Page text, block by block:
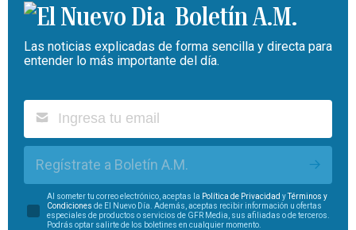
Boletín A.M.
Las noticias explicadas de forma sencilla y directa para
entender lo más importante del día.
Regístrate a Boletín A.M.
Al someter tu correo electrónico, aceptas la Política de Privacidad yTérminos y
Condiciones de El Nuevo Día. Además, aceptas recibir información u ofertas
especiales de productos o servicios de GFR Media, sus afiliadas o de terceros.
Podrás optar salirte de los boletines en cualquier momento.